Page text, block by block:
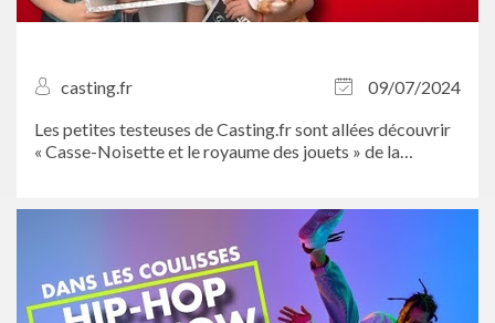
casting.fr
09/07/2024
Les petites testeuses de Casting.fr sont allées découvrir
« Casse-Noisette et le royaume des jouets » de la